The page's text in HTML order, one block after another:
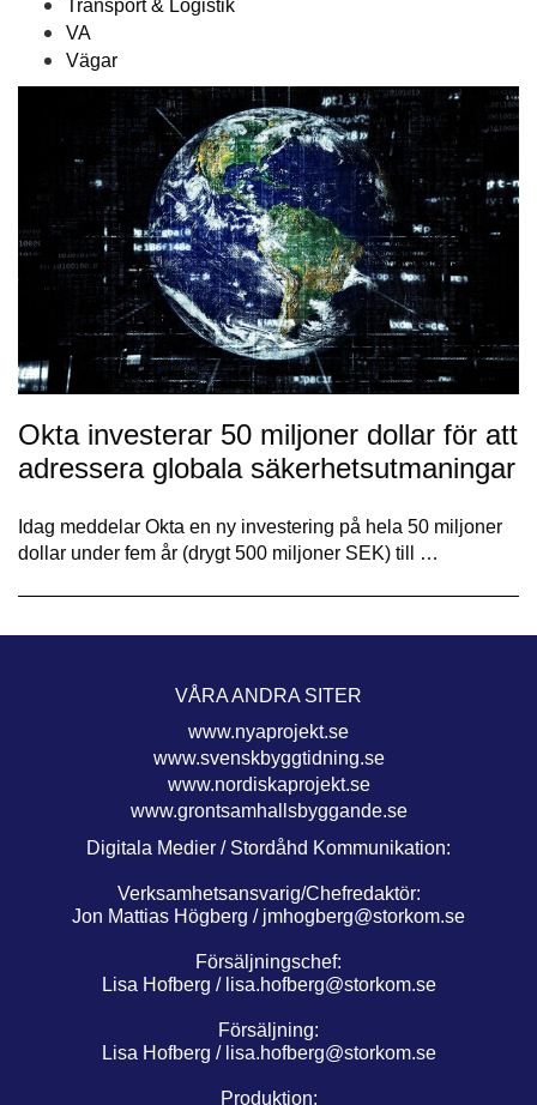
Transport & Logistik
VA
Vägar
Okta investerar 50 miljoner dollar för att
adressera globala säkerhetsutmaningar
Idag meddelar Okta en ny investering på hela 50 miljoner
dollar under fem år (drygt 500 miljoner SEK) till …
VÅRA ANDRA SITER
www.nyaprojekt.se
www.svenskbyggtidning.se
www.nordiskaprojekt.se
www.grontsamhallsbyggande.se
Digitala Medier / Stordåhd Kommunikation:
Verksamhetsansvarig/Chefredaktör:
Jon Mattias Högberg / jmhogberg@storkom.se
Försäljningschef:
Lisa Hofberg / lisa.hofberg@storkom.se
Försäljning:
Lisa Hofberg / lisa.hofberg@storkom.se
Produktion: